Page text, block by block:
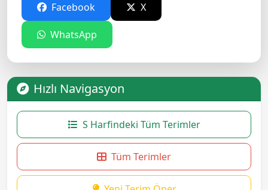
Facebook X
WhatsApp
Hızlı Navigasyon
S Harfindeki Tüm Terimler
Tüm Terimler